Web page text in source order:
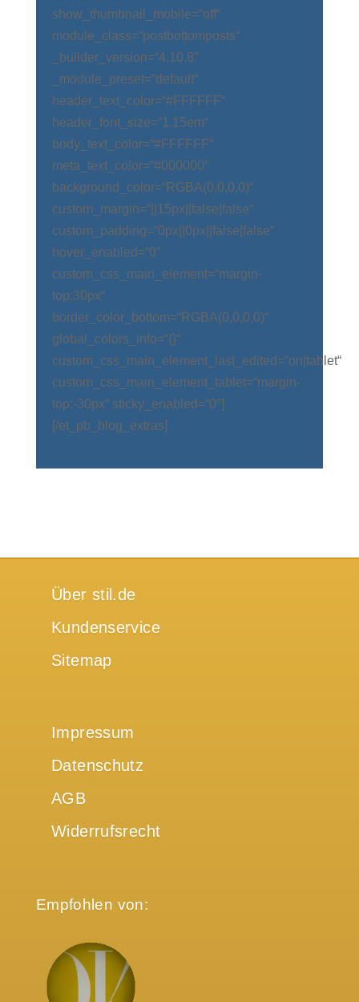
show_thumbnail_mobile=“off“
module_class=“postbottomposts“
_builder_version=“4.10.8″
_module_preset=“default“
header_text_color=“#FFFFFF“
header_font_size=“1.15em“
body_text_color=“#FFFFFF“
meta_text_color=“#000000″
background_color=“RGBA(0,0,0,0)“
custom_margin=“||15px||false|false“
custom_padding=“0px||0px||false|false“
hover_enabled=“0″
custom_css_main_element=“margin-
top:30px“
border_color_bottom=“RGBA(0,0,0,0)“
global_colors_info=“{}“
custom_css_main_element_last_edited=“on|tablet“
custom_css_main_element_tablet=“margin-
top:-30px“ sticky_enabled=“0″]
[/et_pb_blog_extras]
Über stil.de
Kundenservice
Sitemap
Impressum
Datenschutz
AGB
Widerrufsrecht
Empfohlen von: